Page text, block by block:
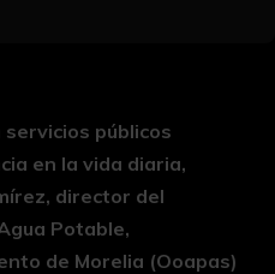
servicios públicos
en la vida diaria,
director del
Potable,
de Morelia (Ooapas)